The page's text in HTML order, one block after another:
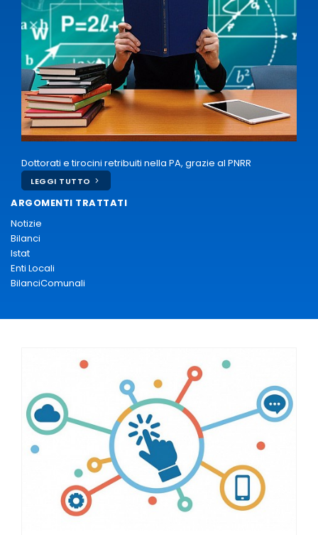
Dottorati e tirocini retribuiti nella PA, grazie al PNRR
LEGGI TUTTO
ARGOMENTI TRATTATI
Notizie
Bilanci
Istat
Enti Locali
BilanciComunali